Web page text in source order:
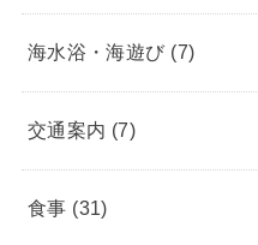
海水浴・海遊び (7)
交通案内 (7)
食事 (31)